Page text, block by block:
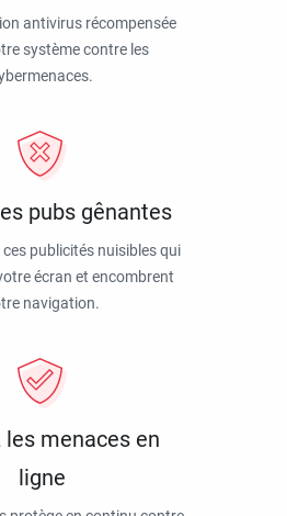
antivirus récompensée
système contre les
pubs gênantes
publicités nuisibles qui
écran et encombrent
navigation.
les menaces en
ligne